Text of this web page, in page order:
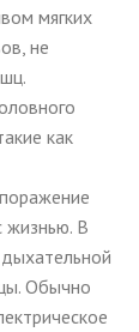
мягких
не
как
жизнью. В
Обычно